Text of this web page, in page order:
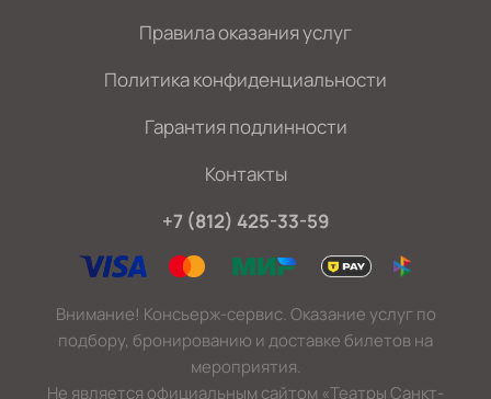
Правила оказания услуг
Политика конфиденциальности
Гарантия подлинности
Контакты
+7 (812) 425-33-59
Внимание! Консьерж-сервис. Оказание услуг по
подбору, бронированию и доставке билетов на
мероприятия.
Не является официальным сайтом «Театры Санкт-